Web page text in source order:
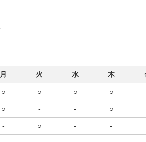
月 火 水 木
○ ○ ○ ○
○ - - ○
- ○ - -